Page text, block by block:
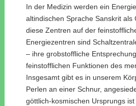
In der Medizin werden ein
altindischen Sprache Sanskrit
diese Zentren auf der
Energiezentren sind
– ihre grobstoffliche
feinstofflichen Funktionen des
Insgesamt gibt es in unserem
Perlen an einer Schnur,
göttlich-kosmischen Ursprungs